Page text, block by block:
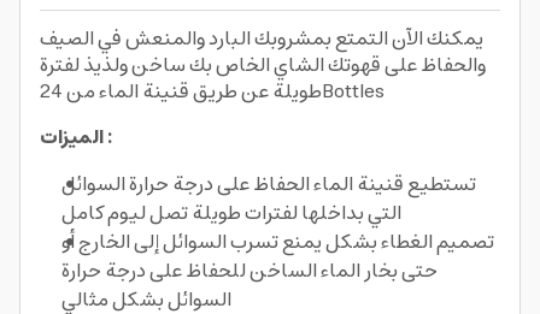
يمكنك الآن التمتع بمشروبك البارد والمنعش في الصيف
والحفاظ على قهوتك الشاي الخاص بك ساخن ولذيذ لفترة
طويلة عن طريق قنينة الماء من 24Bottles
الميزات :
تستطيع قنينة الماء الحفاظ على درجة حرارة السوائل
التي بداخلها لفترات طويلة تصل ليوم كامل
تصميم الغطاء بشكل يمنع تسرب السوائل إلى الخارج أو
حتى بخار الماء الساخن للحفاظ على درجة حرارة
السوائل بشكل مثالي